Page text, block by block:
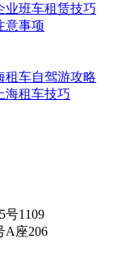
业班车租赁技巧
意事项
租车自驾游攻略
海租车技巧
1109
A座206